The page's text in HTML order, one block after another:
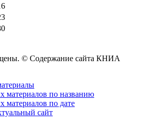
© Содержание сайта КНИА
материалов по названию
материалов по дате
сайт